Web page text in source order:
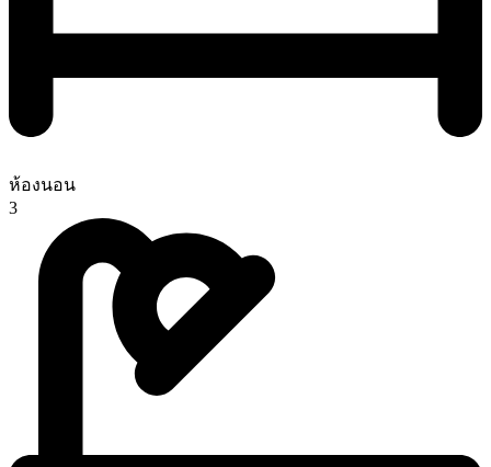
ห้องนอน
3